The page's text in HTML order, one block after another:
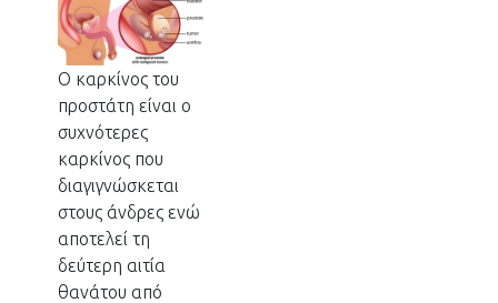
Ο καρκίνος του
προστάτη είναι ο
συχνότερες
καρκίνος που
διαγιγνώσκεται
στους άνδρες ενώ
αποτελεί τη
δεύτερη αιτία
θανάτου από